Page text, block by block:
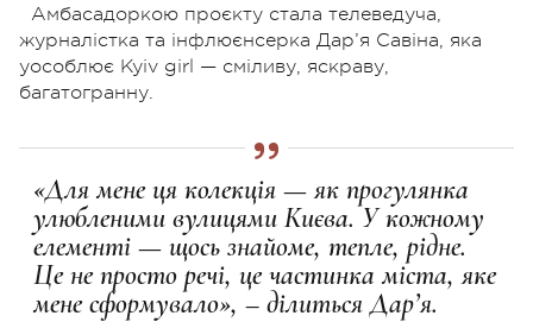
Амбасадоркою проєкту стала телеведуча,
журналістка та інфлюєнсерка Дар’я Савіна, яка
уособлює Kyiv girl — сміливу, яскраву,
багатогранну.
«Для мене ця колекція — як прогулянка
улюбленими вулицями Києва. У кожному
елементі — щось знайоме, тепле, рідне.
Це не просто речі, це частинка міста, яке
мене сформувало», – ділиться Дар’я.